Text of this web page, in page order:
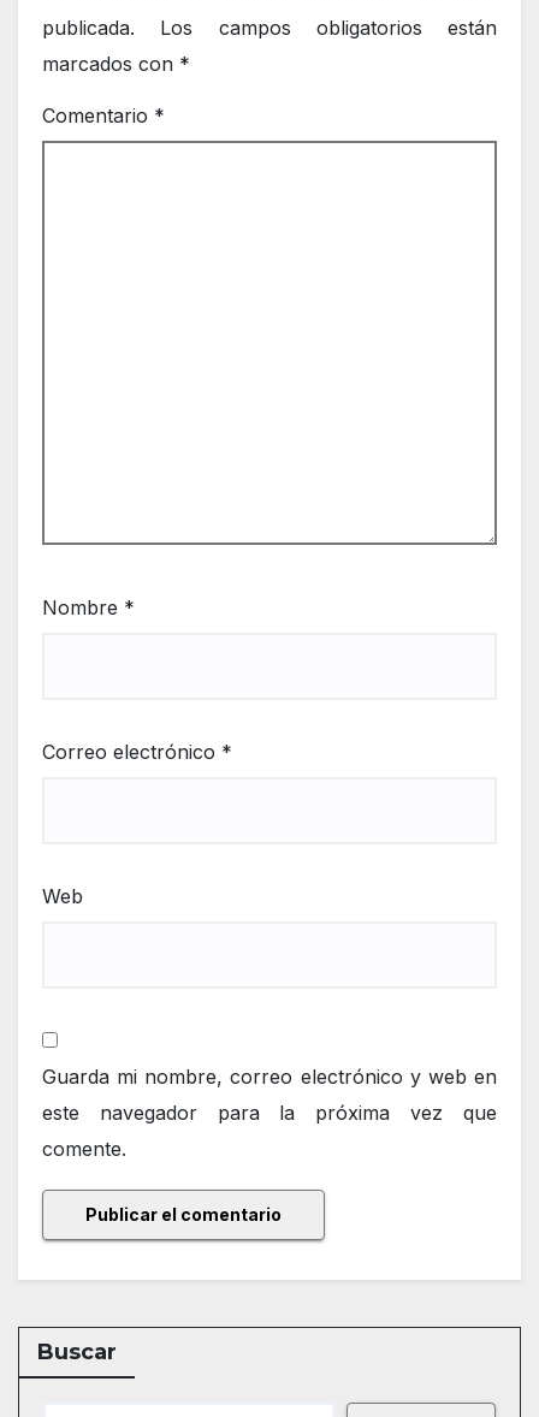
publicada.
Los campos obligatorios están
marcados con *
Comentario *
Nombre *
Correo electrónico *
Web
Guarda mi nombre, correo electrónico y web en
este navegador para la próxima vez que
comente.
Buscar